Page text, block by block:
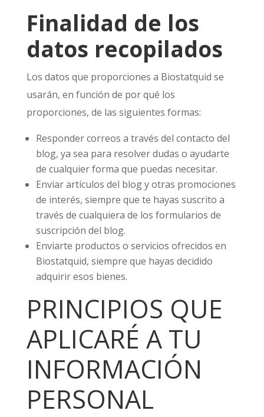
Finalidad de los
datos recopilados
Los datos que proporciones a Biostatquid se
usarán, en función de por qué los
proporciones, de las siguientes formas:
Responder correos a través del contacto del
blog, ya sea para resolver dudas o ayudarte
de cualquier forma que puedas necesitar.
Enviar artículos del blog y otras promociones
de interés, siempre que te hayas suscrito a
través de cualquiera de los formularios de
suscripción del blog.
Enviarte productos o servicios ofrecidos en
Biostatquid, siempre que hayas decidido
adquirir esos bienes.
PRINCIPIOS QUE
APLICARÉ A TU
INFORMACIÓN
PERSONAL